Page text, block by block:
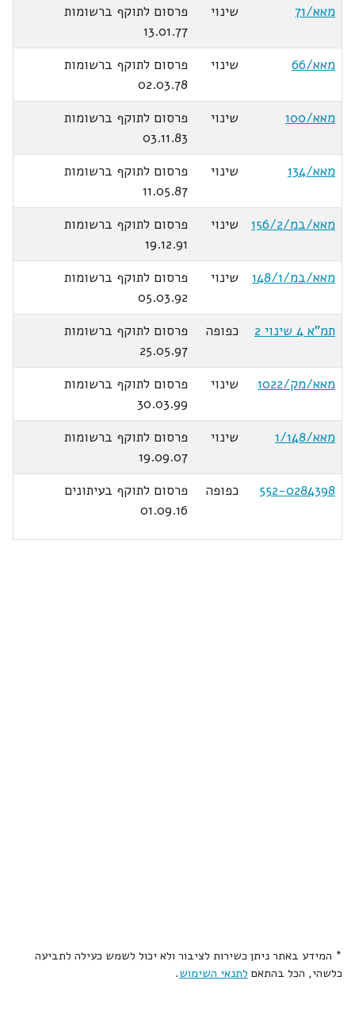
מאא/71
שינוי
פרסום לתוקף ברשומות
13.01.77
מאא/66
שינוי
פרסום לתוקף ברשומות
02.03.78
מאא/100
שינוי
פרסום לתוקף ברשומות
03.11.83
מאא/134
שינוי
פרסום לתוקף ברשומות
11.05.87
מאא/במ/156/2
שינוי
פרסום לתוקף ברשומות
19.12.91
מאא/במ/148/1
שינוי
פרסום לתוקף ברשומות
05.03.92
תמ"א 4 שינוי 2
כפופה
פרסום לתוקף ברשומות
25.05.97
מאא/מק/1022
שינוי
פרסום לתוקף ברשומות
30.03.99
מאא/1/148
שינוי
פרסום לתוקף ברשומות
19.09.07
552-0284398
כפופה
פרסום לתוקף בעיתונים
01.09.16
* המידע באתר ניתן כשירות לציבור ולא יכול לשמש כעילה לתביעה
כלשהי, הכל בהתאם לתנאי השימוש.